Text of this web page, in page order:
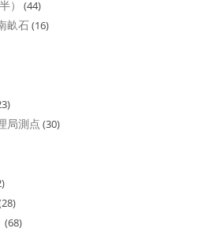
） (44)
畝石(16)
局測点 (30)
(68)